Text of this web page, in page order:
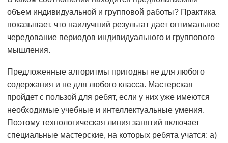
объем индивидуальной и групповой работы? Практика
показывает, что наилучший результат дает оптимальное
чередование периодов индивидуального и группового
мышления.
Предложенные алгоритмы пригодны не для любого
содержания и не для любого класса. Мастерская
пройдет с пользой для ребят, если у них уже имеются
необходимые учебные и интеллектуальные умения.
Поэтому технологическая линия занятий включает
специальные мастерские, на которых ребята учатся: а)